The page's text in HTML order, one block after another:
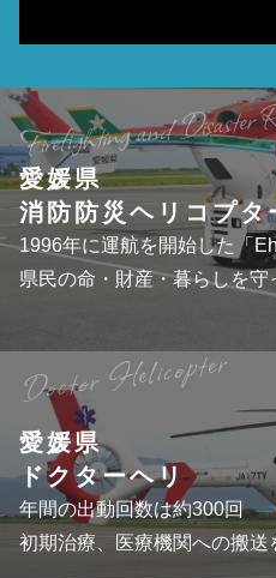
愛媛県
消防防災ヘリコプタ
1996年に運航を開始した「
県民の命・財産・暮らしを守
愛媛県
ドクターヘリ
年間の出動回数は約300回
初期治療、医療機関への搬送